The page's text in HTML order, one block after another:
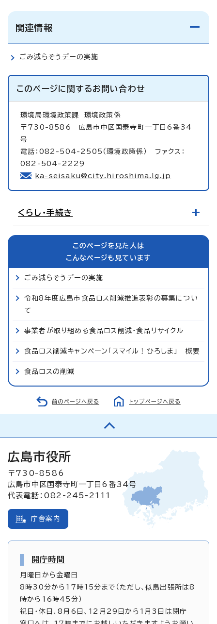
関連情報
ごみ減らそうデーの実施
このページに関するお問い合わせ
環境局環境政策課 環境政策係
〒730-8586 広島市中区国泰寺町一丁目6番34
号
電話：082-504-2505（環境政策係） ファクス：
082-504-2229
ka-seisaku@city.hiroshima.lg.jp
くらし・手続き
このページを見た人は
こんなページも見ています
ごみ減らそうデーの実施
令和8年度広島市食品ロス削減推進表彰の募集につい
て
事業者が取り組める食品ロス削減・食品リサイクル
食品ロス削減キャンペーン「スマイル！ひろしま」 概要
食品ロスの削減
前のページへ戻る トップページへ戻る
広島市役所
〒730-8586
広島市中区国泰寺町一丁目6番34号
代表電話：082-245-2111
庁舎案内
開庁時間
月曜日から金曜日
8時30分から17時15分まで（ただし、似島出張所は8
時から16時45分）
祝日・休日、8月6日、12月29日から1月3日は閉庁